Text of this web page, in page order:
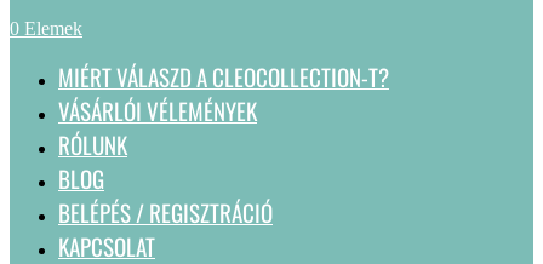
0 Elemek
MIÉRT VÁLASZD A CLEOCOLLECTION-T?
VÁSÁRLÓI VÉLEMÉNYEK
RÓLUNK
BLOG
BELÉPÉS / REGISZTRÁCIÓ
KAPCSOLAT